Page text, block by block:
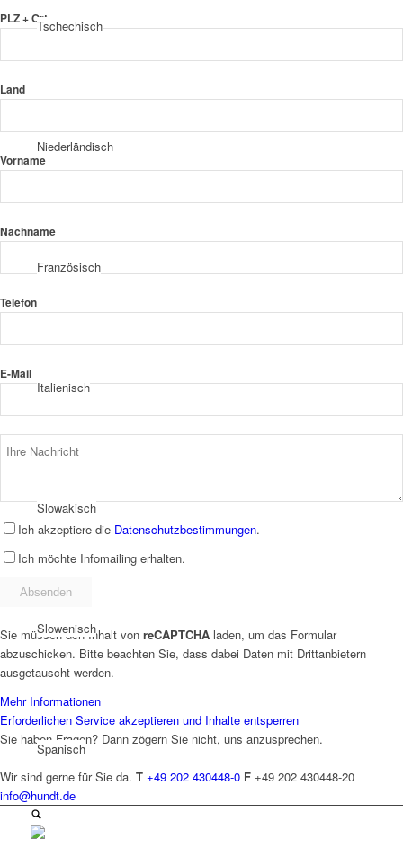
Tschechisch
Niederländisch
Französisch
Italienisch
Slowakisch
Slowenisch
Spanisch
PLZ + Ort
Land
Vorname
Nachname
Telefon
E-Mail
Ich akzeptiere die Datenschutzbestimmungen.
Ich möchte Infomailing erhalten.
Sie müssen den Inhalt von reCAPTCHA laden, um das Formular
abzuschicken. Bitte beachten Sie, dass dabei Daten mit Drittanbietern
ausgetauscht werden.
Mehr Informationen
Erforderlichen Service akzeptieren und Inhalte entsperren
Sie haben Fragen? Dann zögern Sie nicht, uns anzusprechen.
Wir sind gerne für Sie da. T +49 202 430448-0 F +49 202 430448-20
info@hundt.de